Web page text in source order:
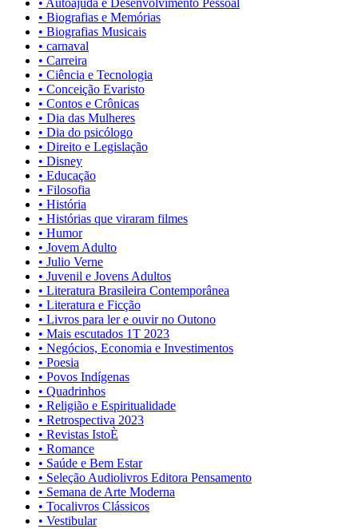
• Autoajuda e Desenvolvimento Pessoal
• Biografias e Memórias
• Biografias Musicais
• carnaval
• Carreira
• Ciência e Tecnologia
• Conceição Evaristo
• Contos e Crônicas
• Dia das Mulheres
• Dia do psicólogo
• Direito e Legislação
• Disney
• Educação
• Filosofia
• História
• Histórias que viraram filmes
• Humor
• Jovem Adulto
• Julio Verne
• Juvenil e Jovens Adultos
• Literatura Brasileira Contemporânea
• Literatura e Ficção
• Livros para ler e ouvir no Outono
• Mais escutados 1T 2023
• Negócios, Economia e Investimentos
• Poesia
• Povos Indígenas
• Quadrinhos
• Religião e Espiritualidade
• Retrospectiva 2023
• Revistas IstoÈ
• Romance
• Saúde e Bem Estar
• Seleção Audiolivros Editora Pensamento
• Semana de Arte Moderna
• Tocalivros Clássicos
• Vestibular